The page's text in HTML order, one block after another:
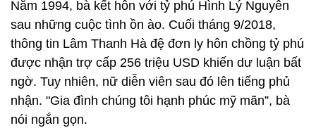
Năm 1994, bà kết hôn với tỷ phú Hình Lý Nguyên
sau những cuộc tình ồn ào. Cuối tháng 9/2018,
thông tin Lâm Thanh Hà đệ đơn ly hôn chồng tỷ phú
được nhận trợ cấp 256 triệu USD khiến dư luận bất
ngờ. Tuy nhiên, nữ diễn viên sau đó lên tiếng phủ
nhận. "Gia đình chúng tôi hạnh phúc mỹ mãn”, bà
nói ngắn gọn.